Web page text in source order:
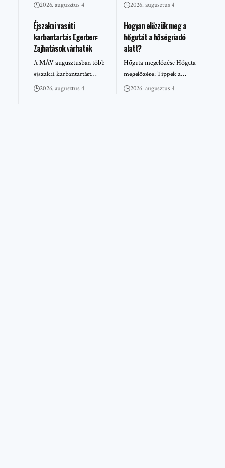
2026. augusztus 4 2026. augusztus 4
Éjszakai vasúti
karbantartás Egerben:
Zajhatások várhatók
A MÁV augusztusban több
éjszakai karbantartást…
2026. augusztus 4
Hogyan előzzük meg a
hőgutát a hőségriadó
alatt?
Hőguta megelőzése Hőguta
megelőzése: Tippek a…
2026. augusztus 4